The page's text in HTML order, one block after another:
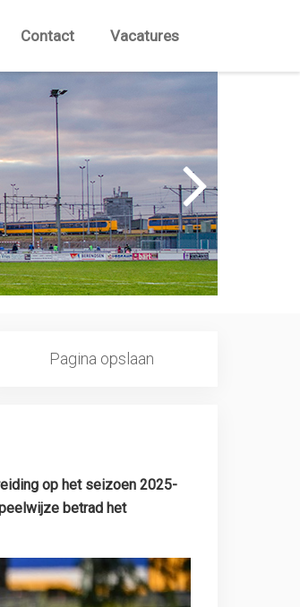
Contact Vacatures
Pagina opslaan
op het seizoen 2025-
betrad het